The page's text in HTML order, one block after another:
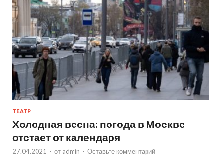
ТЕАТР
Холодная весна: погода в Москве
отстает от календаря
27.04.2021 - от admin - Оставьте комментарий